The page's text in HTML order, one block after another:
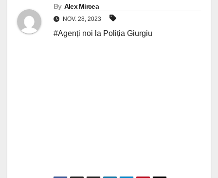
By Alex Mircea
NOV. 28, 2023
#Agenți noi la Poliția Giurgiu